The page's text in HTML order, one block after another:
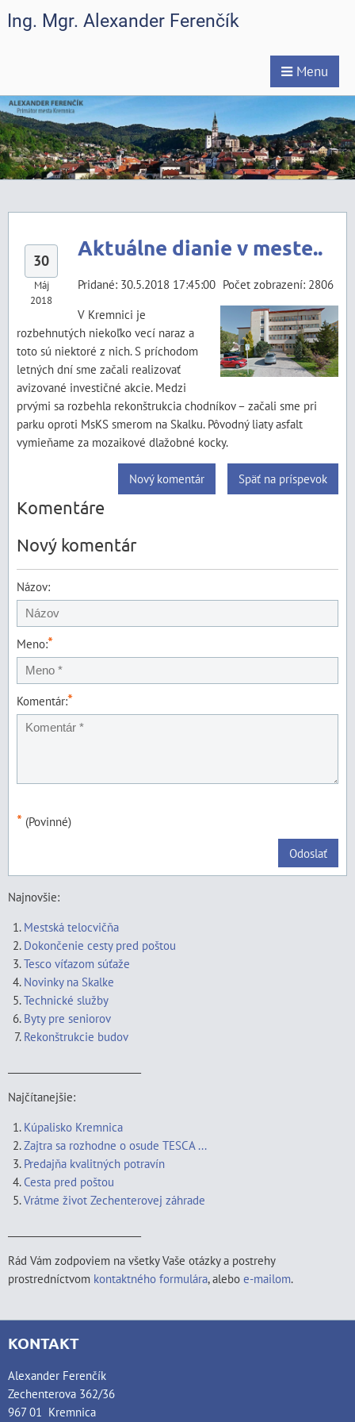
Ing. Mgr. Alexander Ferenčík
Menu
30
Máj
2018
Aktuálne dianie v meste..
Pridané: 30.5.2018 17:45:00 Počet zobrazení: 2806
V Kremnici je
rozbehnutých niekoľko vecí naraz a
toto sú niektoré z nich. S príchodom
letných dní sme začali realizovať
avizované investičné akcie. Medzi
prvými sa rozbehla rekonštrukcia chodníkov – začali sme pri
parku oproti MsKS smerom na Skalku. Pôvodný liaty asfalt
vymieňame za mozaikové dlažobné kocky.
Späť na príspevok
Nový komentár
Komentáre
Nový komentár
Názov:
Meno:*
Komentár:*
* (Povinné)
Odoslať
Najnovšie:
Mestská telocvičňa
Dokončenie cesty pred poštou
Tesco víťazom súťaže
Novinky na Skalke
Technické služby
Byty pre seniorov
Rekonštrukcie budov
Najčítanejšie:
Kúpalisko Kremnica
Zajtra sa rozhodne o osude TESCA ...
Predajňa kvalitných potravín
Cesta pred poštou
Vrátme život Zechenterovej záhrade
Rád Vám zodpoviem na všetky Vaše otázky a postrehy
prostredníctvom kontaktného formulára, alebo e-mailom.
KONTAKT
Alexander Ferenčík
Zechenterova 362/36
967 01 Kremnica